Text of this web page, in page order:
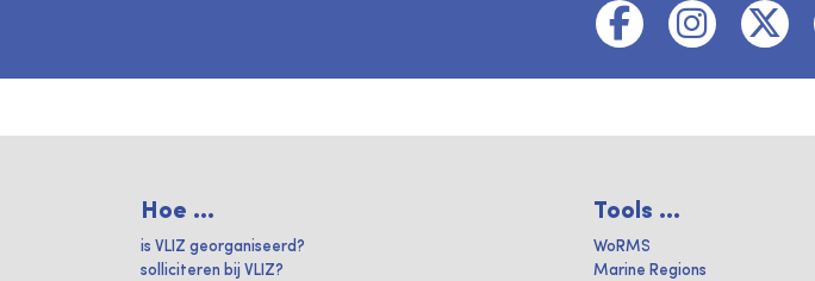
Hoe ...
is VLIZ georganiseerd?
solliciteren bij VLIZ?
Tools ...
WoRMS
Marine Regions